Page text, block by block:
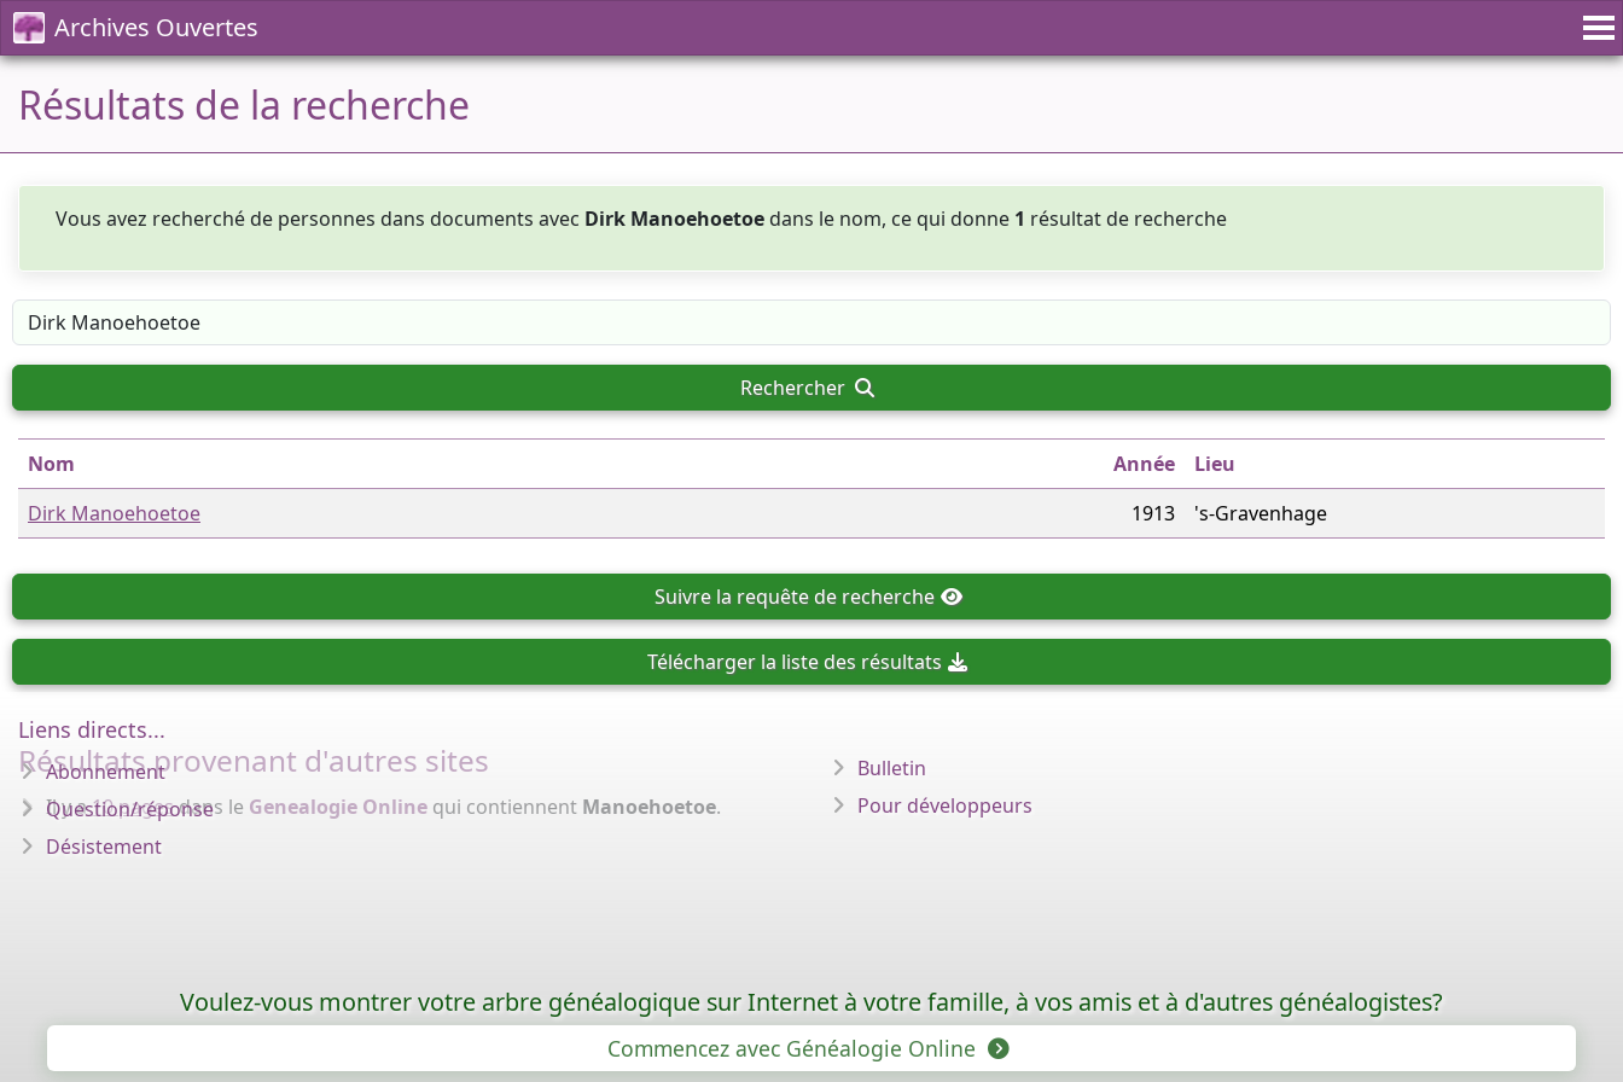
Archives Ouvertes
Résultats de la recherche
Vous avez recherché de personnes dans documents avec Dirk Manoehoetoe dans le nom, ce qui donne 1 résultat de recherche
Rechercher
Nom Année
Lieu
Dirk Manoehoetoe
1913 's-Gravenhage
Suivre la requête de recherche
Télécharger la liste des résultats
Résultats provenant d'autres sites
Il y a10 pagesdans le Genealogie Online qui contiennent Manoehoetoe.
Liens directs...
Abonnement
Question/réponse
Désistement
Bulletin
Pour développeurs
Voulez-vous montrer votre arbre généalogique sur Internet à votre famille, à vos amis et à d'autres généalogistes?
Commencez avec Généalogie Online